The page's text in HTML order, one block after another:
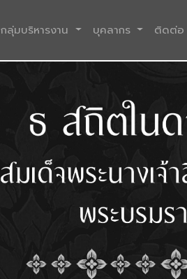
กลุ่มบริหารงาน บุคลากร ติดต่อ